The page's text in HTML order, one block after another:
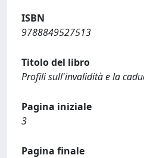
ISBN
9788849527513
Titolo del libro
Profili sull'invalidità e la
Pagina iniziale
3
Pagina finale